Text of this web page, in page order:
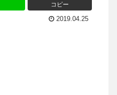
コピー
2019.04.25